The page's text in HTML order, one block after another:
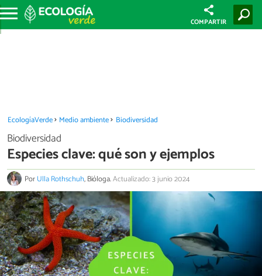
COMPARTIR
EcologíaVerde Medio ambiente Biodiversidad
Biodiversidad
Especies clave: qué son y ejemplos
PorUlla Rothschuh, Bióloga.Actualizado: 3 junio 2024